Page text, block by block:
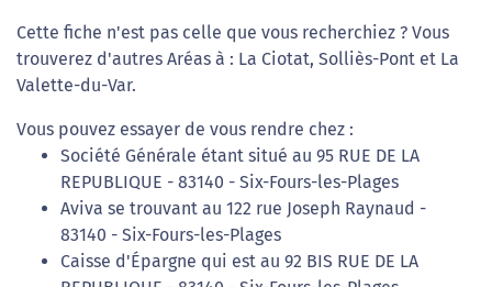
Cette fiche n'est pas celle que vous recherchiez ? Vous
trouverez d'autres Aréas à : La Ciotat, Solliès-Pont et La
Valette-du-Var.
Vous pouvez essayer de vous rendre chez :
Société Générale étant situé au 95 RUE DE LA
REPUBLIQUE - 83140 - Six-Fours-les-Plages
Aviva se trouvant au 122 rue Joseph Raynaud -
83140 - Six-Fours-les-Plages
Caisse d'Épargne qui est au 92 BIS RUE DE LA